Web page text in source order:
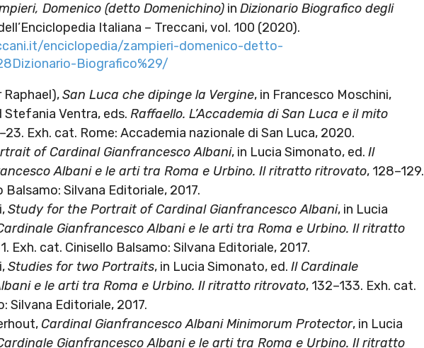
Domenico (detto Domenichino) in Dizionario Biografico degli
Italiana – Treccani, vol. 100 (2020).
enciclopedia/zampieri-domenico-detto-
Biografico%29/
San Luca che dipinge la Vergine, in Francesco Moschini,
Stefania Ventra, eds. Raffaello. L’Accademia di San Luca e il mito
Exh. cat. Rome: Accademia nazionale di San Luca, 2020.
of Cardinal Gianfrancesco Albani, in Lucia Simonato, ed. Il
Albani e le arti tra Roma e Urbino. Il ritratto ritrovato, 128–129.
Balsamo: Silvana Editoriale, 2017.
Study for the Portrait of Cardinal Gianfrancesco Albani, in Lucia
Gianfrancesco Albani e le arti tra Roma e Urbino. Il ritratto
Exh. cat. Cinisello Balsamo: Silvana Editoriale, 2017.
Studies for two Portraits, in Lucia Simonato, ed. Il Cardinale
e le arti tra Roma e Urbino. Il ritratto ritrovato, 132–133. Exh. cat.
Silvana Editoriale, 2017.
Cardinal Gianfrancesco Albani Minimorum Protector, in Lucia
Gianfrancesco Albani e le arti tra Roma e Urbino. Il ritratto